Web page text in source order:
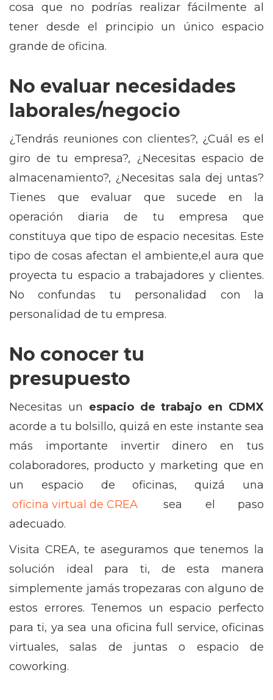
cosa que no podrías realizar fácilmente al
tener desde el principio un único espacio
grande de oficina.
No evaluar necesidades
laborales/negocio
¿Tendrás reuniones con clientes?, ¿Cuál es el
giro de tu empresa?, ¿Necesitas espacio de
almacenamiento?, ¿Necesitas sala dej untas?
Tienes que evaluar que sucede en la
operación diaria de tu empresa que
constituya que tipo de espacio necesitas. Este
tipo de cosas afectan el ambiente,el aura que
proyecta tu espacio a trabajadores y clientes.
No confundas tu personalidad con la
personalidad de tu empresa.
No conocer tu
presupuesto
Necesitas un espacio de trabajo en CDMX
acorde a tu bolsillo, quizá en este instante sea
más importante invertir dinero en tus
colaboradores, producto y marketing que en
un espacio de oficinas, quizá una
oficina virtual de CREA
sea el paso
adecuado.
Visita CREA, te aseguramos que tenemos la
solución ideal para ti, de esta manera
simplemente jamás tropezaras con alguno de
estos errores. Tenemos un espacio perfecto
para ti, ya sea una oficina full service, oficinas
virtuales, salas de juntas o espacio de
coworking.